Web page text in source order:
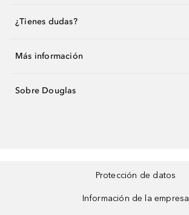
¿Tienes dudas?
Más información
Sobre Douglas
Protección de datos
Información de la empresa